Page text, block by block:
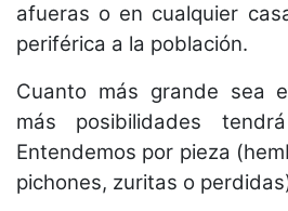
afueras o en cualquier
periférica a la población.
Cuanto más grande sea
más posibilidades
Entendemos por pieza
pichones, zuritas o